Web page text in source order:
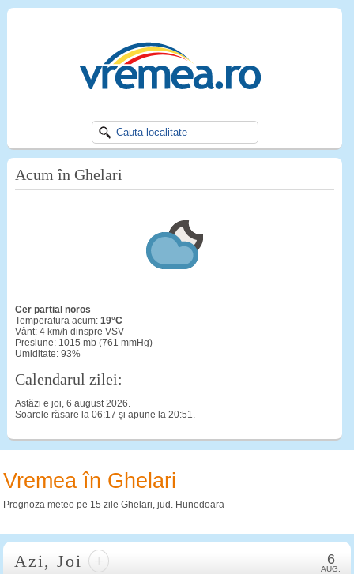
Acum în Ghelari
cer partial noros
Temperatura acum: 19°C
Vânt: 4 km/h dinspre VSV
Presiune: 1015 mb (761 mmHg)
Umiditate: 93%
Calendarul zilei:
Astăzi e joi, 6 august 2026.
Soarele răsare la 06:17 și apune la 20:51.
Vremea în Ghelari
Prognoza meteo pe 15 zile Ghelari, jud. Hunedoara
Azi, Joi + 6
AUG.